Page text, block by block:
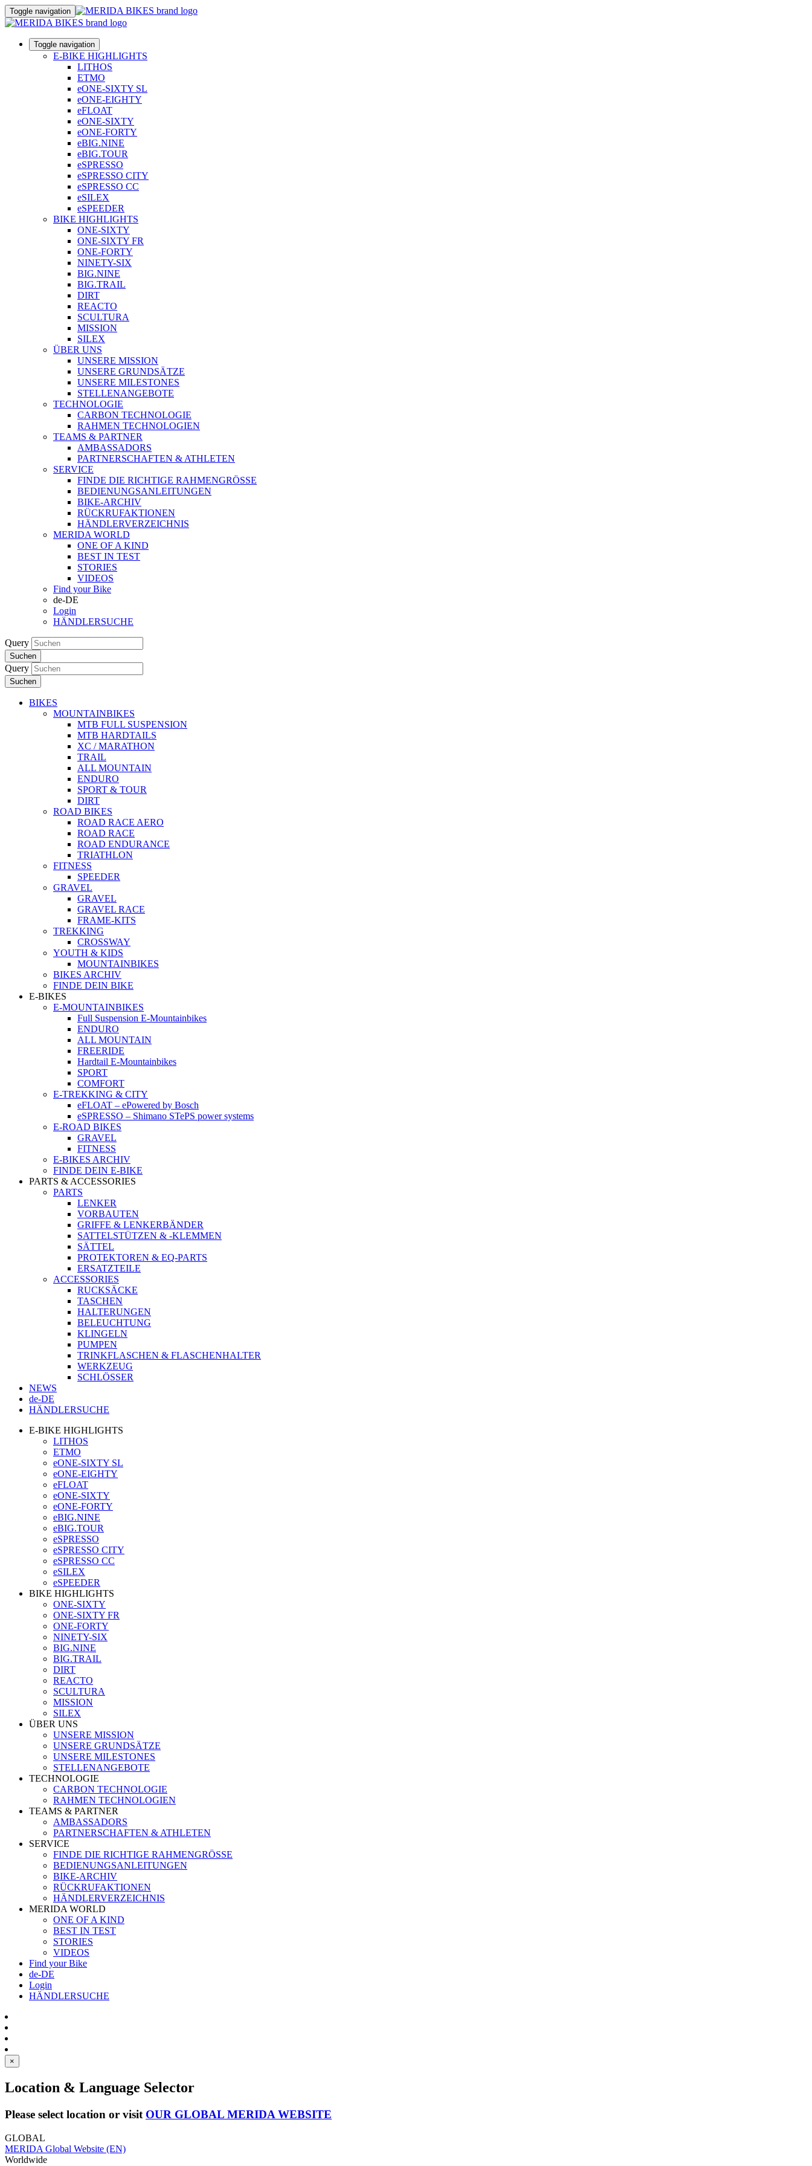
Toggle navigation
Toggle navigation
E-BIKE HIGHLIGHTS
LITHOS
ETMO
eONE-SIXTY SL
eONE-EIGHTY
eFLOAT
eONE-SIXTY
eONE-FORTY
eBIG.NINE
eBIG.TOUR
eSPRESSO
eSPRESSO CITY
eSPRESSO CC
eSILEX
eSPEEDER
BIKE HIGHLIGHTS
ONE-SIXTY
ONE-SIXTY FR
ONE-FORTY
NINETY-SIX
BIG.NINE
BIG.TRAIL
DIRT
REACTO
SCULTURA
MISSION
SILEX
ÜBER UNS
UNSERE MISSION
UNSERE GRUNDSÄTZE
UNSERE MILESTONES
STELLENANGEBOTE
TECHNOLOGIE
CARBON TECHNOLOGIE
RAHMEN TECHNOLOGIEN
TEAMS & PARTNER
AMBASSADORS
PARTNERSCHAFTEN & ATHLETEN
SERVICE
FINDE DIE RICHTIGE RAHMENGRÖSSE
BEDIENUNGSANLEITUNGEN
BIKE-ARCHIV
RÜCKRUFAKTIONEN
HÄNDLERVERZEICHNIS
MERIDA WORLD
ONE OF A KIND
BEST IN TEST
STORIES
VIDEOS
Find your Bike
de-DE
Login
HÄNDLERSUCHE
Query
Suchen
Query
Suchen
BIKES
MOUNTAINBIKES
MTB FULL SUSPENSION
MTB HARDTAILS
XC / MARATHON
TRAIL
ALL MOUNTAIN
ENDURO
SPORT & TOUR
DIRT
ROAD BIKES
ROAD RACE AERO
ROAD RACE
ROAD ENDURANCE
TRIATHLON
FITNESS
SPEEDER
GRAVEL
GRAVEL
GRAVEL RACE
FRAME-KITS
TREKKING
CROSSWAY
YOUTH & KIDS
MOUNTAINBIKES
BIKES ARCHIV
FINDE DEIN BIKE
E-BIKES
E-MOUNTAINBIKES
Full Suspension E-Mountainbikes
ENDURO
ALL MOUNTAIN
FREERIDE
Hardtail E-Mountainbikes
SPORT
COMFORT
E-TREKKING & CITY
eFLOAT – ePowered by Bosch
eSPRESSO – Shimano STePS power systems
E-ROAD BIKES
GRAVEL
FITNESS
E-BIKES ARCHIV
FINDE DEIN E-BIKE
PARTS & ACCESSORIES
PARTS
LENKER
VORBAUTEN
GRIFFE & LENKERBÄNDER
SATTELSTÜTZEN & -KLEMMEN
SÄTTEL
PROTEKTOREN & EQ-PARTS
ERSATZTEILE
ACCESSORIES
RUCKSÄCKE
TASCHEN
HALTERUNGEN
BELEUCHTUNG
KLINGELN
PUMPEN
TRINKFLASCHEN & FLASCHENHALTER
WERKZEUG
SCHLÖSSER
NEWS
de-DE
HÄNDLERSUCHE
E-BIKE HIGHLIGHTS
LITHOS
ETMO
eONE-SIXTY SL
eONE-EIGHTY
eFLOAT
eONE-SIXTY
eONE-FORTY
eBIG.NINE
eBIG.TOUR
eSPRESSO
eSPRESSO CITY
eSPRESSO CC
eSILEX
eSPEEDER
BIKE HIGHLIGHTS
ONE-SIXTY
ONE-SIXTY FR
ONE-FORTY
NINETY-SIX
BIG.NINE
BIG.TRAIL
DIRT
REACTO
SCULTURA
MISSION
SILEX
ÜBER UNS
UNSERE MISSION
UNSERE GRUNDSÄTZE
UNSERE MILESTONES
STELLENANGEBOTE
TECHNOLOGIE
CARBON TECHNOLOGIE
RAHMEN TECHNOLOGIEN
TEAMS & PARTNER
AMBASSADORS
PARTNERSCHAFTEN & ATHLETEN
SERVICE
FINDE DIE RICHTIGE RAHMENGRÖSSE
BEDIENUNGSANLEITUNGEN
BIKE-ARCHIV
RÜCKRUFAKTIONEN
HÄNDLERVERZEICHNIS
MERIDA WORLD
ONE OF A KIND
BEST IN TEST
STORIES
VIDEOS
Find your Bike
de-DE
Login
HÄNDLERSUCHE
×
Location & Language Selector
Please select location or visit OUR GLOBAL MERIDA WEBSITE
GLOBAL
MERIDA Global Website (EN)
Worldwide